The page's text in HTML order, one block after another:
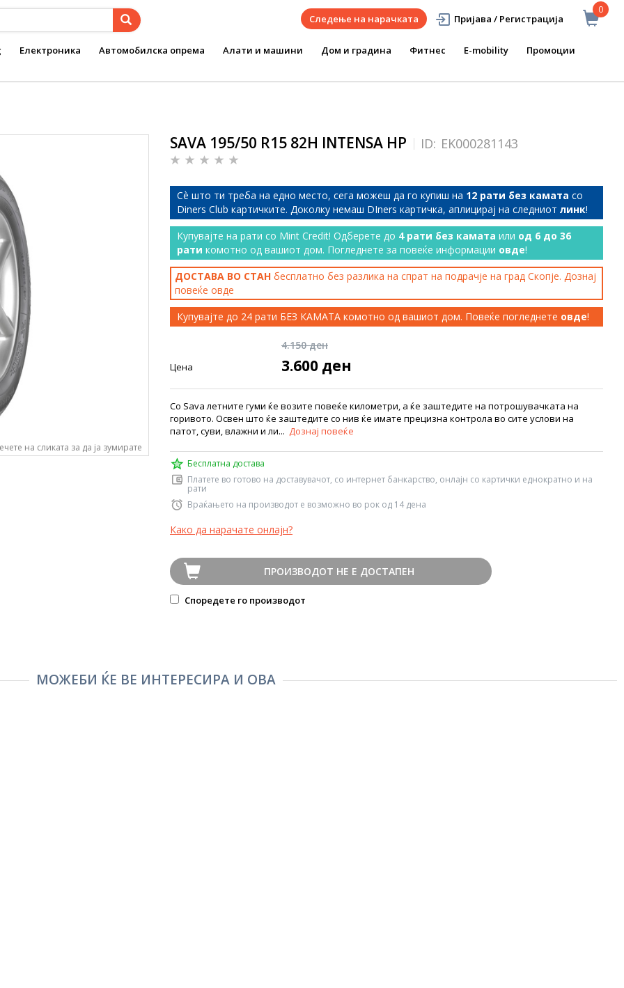
0
Следење на нарачката Пријава / Регистрација
Електроника Автомобилска опрема Алати и машини Дом и градина Фитнес E-mobility Промоции
на сликата за да ја зумирате
SAVA 195/50 R15 82H INTENSA HP ID: EK000281143
Сѐ што ти треба на едно место, сега можеш да го купиш на 12 рати без камата со
Diners Club картичките. Доколку немаш DIners картичка, аплицирај на следниот линк!
Купувајте на рати со Mint Credit! Одберете до 4 рати без камата или од 6 до 36
рати комотно од вашиот дом. Погледнете за повеќе информации овде!
ДОСТАВА ВО СТАН бесплатно без разлика на спрат на подрачје на град Скопје. Дознај
повеќе овде
Купувајте до 24 рати БЕЗ КАМАТА комотно од вашиот дом. Повеќе погледнете овде!
4.150 ден
Цена 3.600 ден
Со Sava летните гуми ќе возите повеќе километри, а ќе заштедите на потрошувачката на
горивото. Освен што ќе заштедите со нив ќе имате прецизна контрола во сите услови на
патот, суви, влажни и ли... Дознај повеќе
Бесплатна достава
Платете во готово на доставувачот, со интернет банкарство, онлајн со картички еднократно и на
рати
Враќањето на производот е возможно во рок од 14 дена
Како да нарачате онлајн?
ПРОИЗВОДОТ НЕ Е ДОСТАПЕН
Споредете го производот
МОЖЕБИ ЌЕ ВЕ ИНТЕРЕСИРА И ОВА